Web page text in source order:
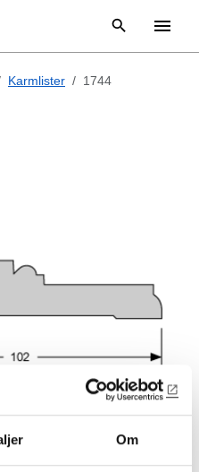
Om
Karmlister 1744